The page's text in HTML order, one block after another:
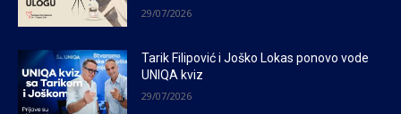
29/07/2026
Tarik Filipović i Joško Lokas ponovo vode
UNIQA kviz
29/07/2026